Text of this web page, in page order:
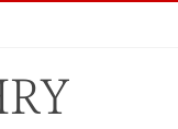
CLASSIC